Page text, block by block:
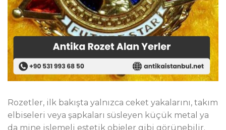
Rozetler, ilk bakışta yalnızca ceket yakalarını, takım
elbiseleri veya şapkaları süsleyen küçük metal ya
da mine işlemeli estetik objeler gibi görünebilir.